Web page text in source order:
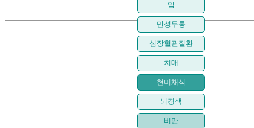
암
만성두통
심장혈관질환
치매
현미채식
뇌경색
비만